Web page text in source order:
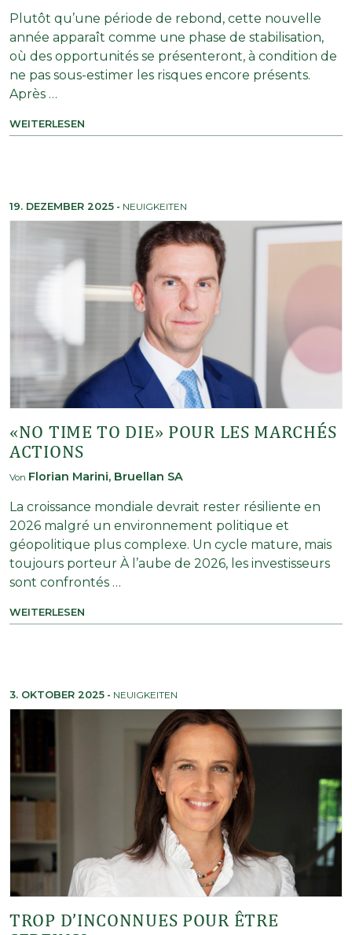
Plutôt qu’une période de rebond, cette nouvelle
année apparaît comme une phase de stabilisation,
où des opportunités se présenteront, à condition de
ne pas sous-estimer les risques encore présents.
Après …
WEITERLESEN
19. DEZEMBER 2025 - NEUIGKEITEN
«NO TIME TO DIE» POUR LES MARCHÉS
ACTIONS
Von Florian Marini, Bruellan SA
La croissance mondiale devrait rester résiliente en
2026 malgré un environnement politique et
géopolitique plus complexe. Un cycle mature, mais
toujours porteur À l’aube de 2026, les investisseurs
sont confrontés …
WEITERLESEN
3. OKTOBER 2025 - NEUIGKEITEN
TROP D’INCONNUES POUR ÊTRE